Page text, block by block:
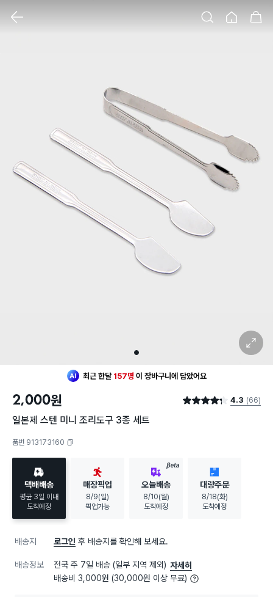
1
확대 보기
최근 한달 157명 이 장바구니에 담았어요
장바구니에 담았어요
2,000원 별점 4.3점 4.3 (66)
일본제 스텐 미니 조리도구 3종 세트
품번 913173160
택배배송
평균 3일 이내
도착예정
매장픽업
8/9(일)
픽업가능
BETA
오늘배송
8/10(월)
도착예정
대량주문
8/18(화)
도착예정
배송지 로그인 후 배송지를 확인해 보세요.
배송정보 전국 주 7일 배송 (일부 지역 제외) 자세히
배송비 3,000원 (30,000원 이상 무료)